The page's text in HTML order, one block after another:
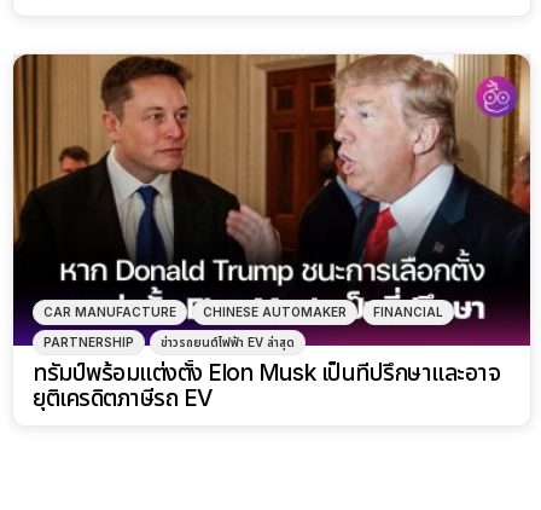
CAR MANUFACTURE CHINESE AUTOMAKER FINANCIAL
PARTNERSHIP ข่าวรถยนต์ไฟฟ้า EV ล่าสุด
ทรัมป์พร้อมแต่งตั้ง Elon Musk เป็นที่ปรึกษาและอาจ
ยุติเครดิตภาษีรถ EV